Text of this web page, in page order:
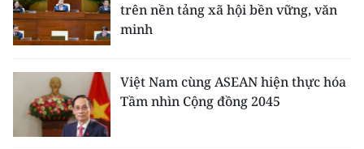
trên nền tảng xã hội bền vững, văn
minh
Việt Nam cùng ASEAN hiện thực hóa
Tầm nhìn Cộng đồng 2045